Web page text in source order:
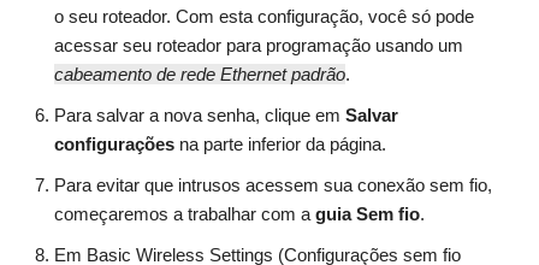
o seu roteador. Com esta configuração, você só pode
acessar seu roteador para programação usando um
cabeamento de rede Ethernet padrão.
Para salvar a nova senha, clique em Salvar
configurações na parte inferior da página.
Para evitar que intrusos acessem sua conexão sem fio,
começaremos a trabalhar com a guia Sem fio.
Em Basic Wireless Settings (Configurações sem fio